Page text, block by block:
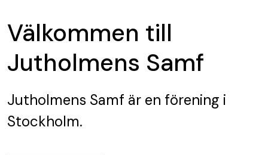
Välkommen till
Jutholmens Samf
Jutholmens Samf är en förening i
Stockholm.